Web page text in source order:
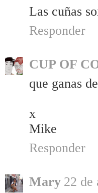
Las cuñas
Responder
CUP OF
que ganas
x
Mike
Responder
Mary 22 de